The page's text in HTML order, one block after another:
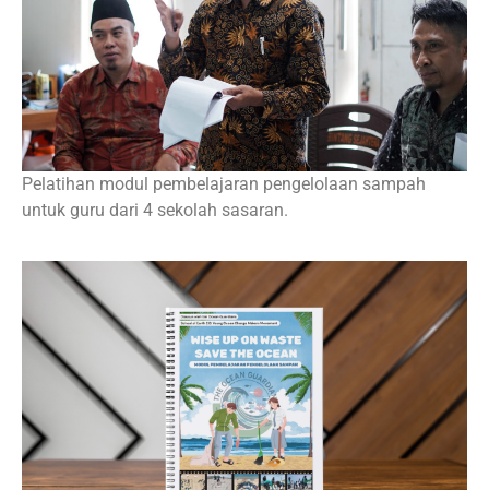
Pelatihan modul pembelajaran pengelolaan sampah
untuk guru dari 4 sekolah sasaran.